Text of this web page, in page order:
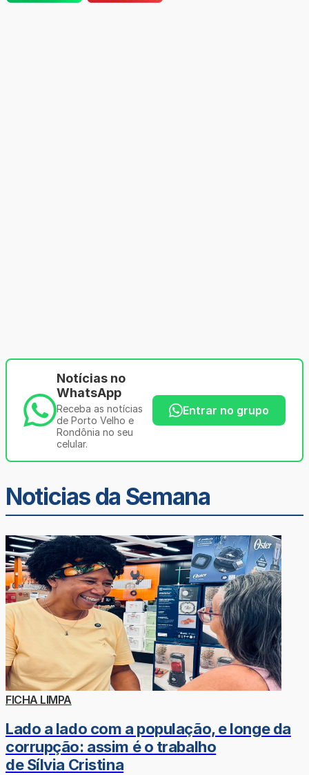
Notícias no
WhatsApp
Receba as notícias
de Porto Velho e
Rondônia no seu
celular.
Entrar no grupo
Noticias da Semana
FICHA LIMPA
Lado a lado com a população, e longe da
corrupção: assim é o trabalho
de Sílvia Cristina